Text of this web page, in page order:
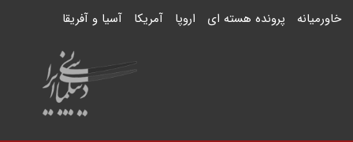
خاورمیانه پرونده هسته ای اروپا آمریکا آسیا و آفریقا